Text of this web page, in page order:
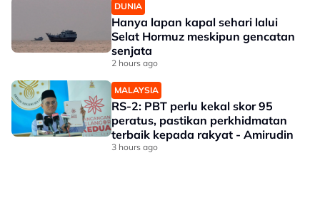
DUNIA
Hanya lapan kapal sehari lalui
Selat Hormuz meskipun gencatan
senjata
2 hours ago
MALAYSIA
RS-2: PBT perlu kekal skor 95
peratus, pastikan perkhidmatan
terbaik kepada rakyat - Amirudin
3 hours ago